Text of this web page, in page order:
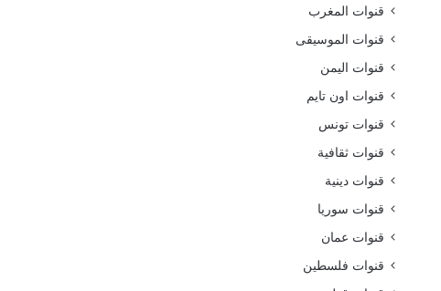
قنوات المغرب
قنوات الموسيقى
قنوات اليمن
قنوات اون تايم
قنوات تونس
قنوات ثقافية
قنوات دينية
قنوات سوريا
قنوات عمان
قنوات فلسطين